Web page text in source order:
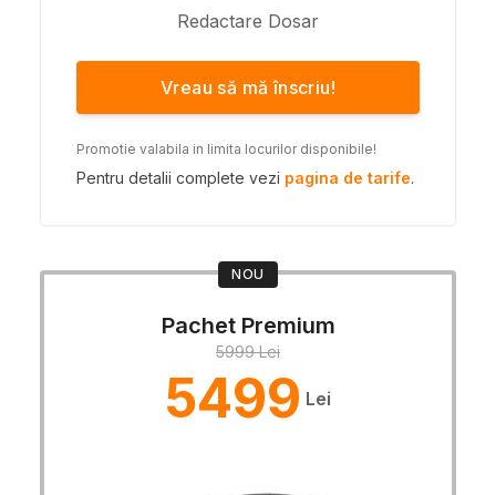
Redactare Dosar
Vreau să mă înscriu!
Promotie valabila in limita locurilor disponibile!
Pentru detalii complete vezi pagina de tarife.
NOU
Pachet Premium
5999 Lei
5499 Lei